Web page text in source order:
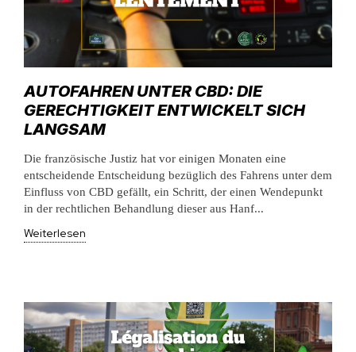
AUTOFAHREN UNTER CBD: DIE
GERECHTIGKEIT ENTWICKELT SICH
LANGSAM
Die französische Justiz hat vor einigen Monaten eine
entscheidende Entscheidung bezüglich des Fahrens unter dem
Einfluss von CBD gefällt, ein Schritt, der einen Wendepunkt
in der rechtlichen Behandlung dieser aus Hanf...
Weiterlesen